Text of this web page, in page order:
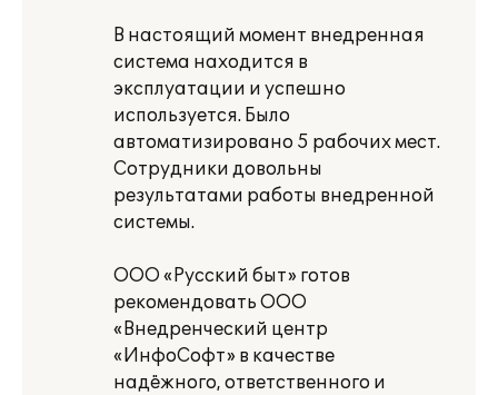
В настоящий момент внедренная
система находится в
эксплуатации и успешно
используется. Было
автоматизировано 5 рабочих мест.
Сотрудники довольны
результатами работы внедренной
системы.
ООО «Русский быт» готов
рекомендовать ООО
«Внедренческий центр
«ИнфоСофт» в качестве
надёжного, ответственного и